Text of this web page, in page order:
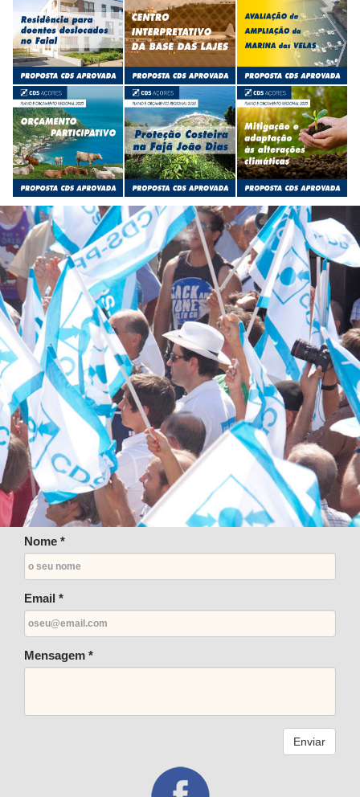
Nome *
Email *
Mensagem *
Enviar